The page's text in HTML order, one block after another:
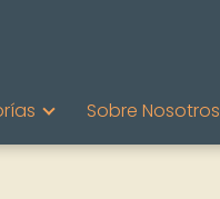
Sobre Nosotros